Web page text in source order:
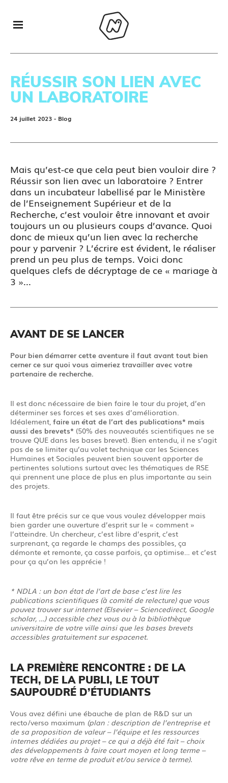
RÉUSSIR SON LIEN AVEC
UN LABORATOIRE
24 juillet 2023 - Blog
Mais qu’est-ce que cela peut bien vouloir dire ?
Réussir son lien avec un laboratoire ? Entrer
dans un incubateur labellisé par le Ministère
de l’Enseignement Supérieur et de la
Recherche, c’est vouloir être innovant et avoir
toujours un ou plusieurs coups d’avance. Quoi
donc de mieux qu’un lien avec la recherche
pour y parvenir ? L’écrire est évident, le réaliser
prend un peu plus de temps. Voici donc
quelques clefs de décryptage de ce « mariage à
3 »...
AVANT DE SE LANCER
Pour bien démarrer cette aventure il faut avant tout bien
cerner ce sur quoi vous aimeriez travailler avec votre
partenaire de recherche.
Il est donc nécessaire de bien faire le tour du projet, d’en
déterminer ses forces et ses axes d’amélioration.
Idéalement, faire un état de l’art des publications* mais
aussi des brevets* (50% des nouveautés scientifiques ne se
trouve QUE dans les bases brevet). Bien entendu, il ne s’agit
pas de se limiter qu’au volet technique car les Sciences
Humaines et Sociales peuvent bien souvent apporter de
pertinentes solutions surtout avec les thématiques de RSE
qui prennent une place de plus en plus importante au sein
des projets.
Il faut être précis sur ce que vous voulez développer mais
bien garder une ouverture d’esprit sur le « comment »
l’atteindre. Un chercheur, c’est libre d’esprit, c’est
surprenant, ça regarde le champs des possibles, ça
démonte et remonte, ça casse parfois, ça optimise… et c’est
pour ça qu’on les apprécie !
* NDLA : un bon état de l’art de base c’est lire les
publications scientifiques (à comité de relecture) que vous
pouvez trouver sur internet (Elsevier – Sciencedirect, Google
scholar, …) accessible chez vous ou à la bibliothèque
universitaire de votre ville ainsi que les bases brevets
accessibles gratuitement sur espacenet.
LA PREMIÈRE RENCONTRE : DE LA
TECH, DE LA PUBLI, LE TOUT
SAUPOUDRÉ D’ÉTUDIANTS
Vous avez défini une ébauche de plan de R&D sur un
recto/verso maximum (plan : description de l’entreprise et
de sa proposition de valeur – l’équipe et les ressources
internes dédiées au projet – ce qui a déjà été fait – choix
des développements à faire court moyen et long terme –
votre rêve en terme de produit et/ou service à terme).